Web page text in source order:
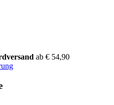
ab € 54,90